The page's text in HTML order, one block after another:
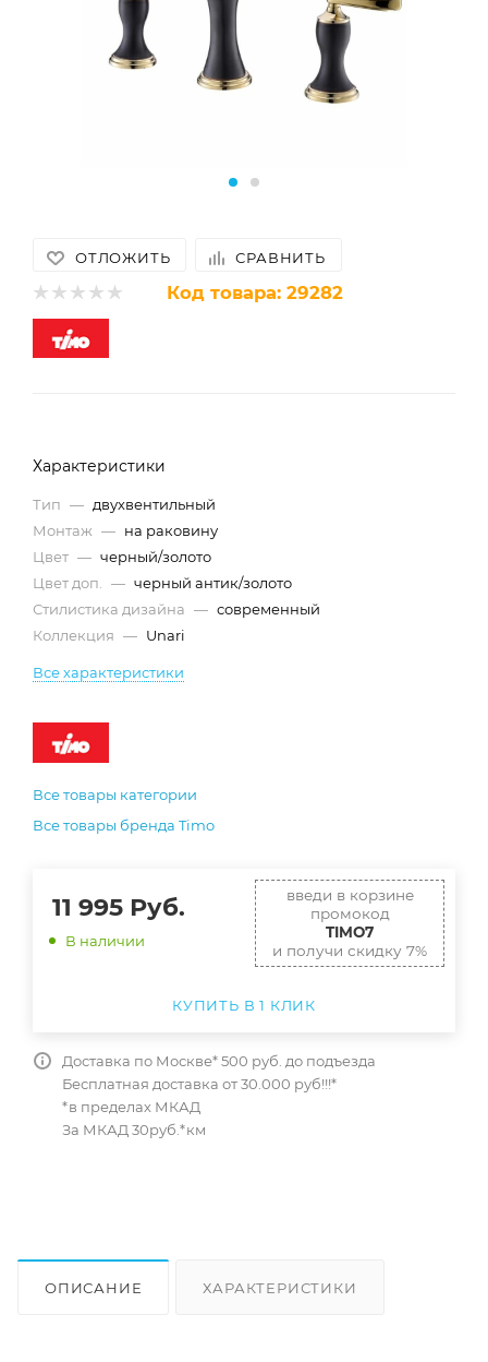
ОТЛОЖИТЬ СРАВНИТЬ
Код товара: 29282
Характеристики
Тип — двухвентильный
Монтаж — на раковину
Цвет — черный/золото
Цвет доп. — черный антик/золото
Стилистика дизайна — современный
Коллекция — Unari
Все характеристики
Все товары категории
Все товары бренда Timo
11 995 Руб.
В наличии
введи в корзине
промокод
TIMO7
и получи скидку 7%
КУПИТЬ В 1 КЛИК
Доставка по Москве* 500 руб. до подъезда
Бесплатная доставка от 30.000 руб!!!*
*в пределах МКАД
За МКАД 30руб.*км
ОПИСАНИЕ ХАРАКТЕРИСТИКИ